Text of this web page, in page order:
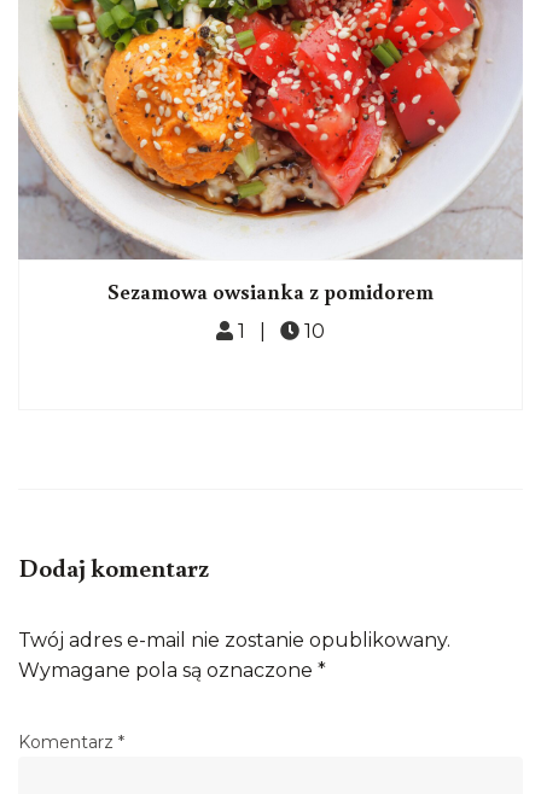
Sezamowa owsianka z pomidorem
1 | 10
Dodaj komentarz
Twój adres e-mail nie zostanie opublikowany.
Wymagane pola są oznaczone *
Komentarz *